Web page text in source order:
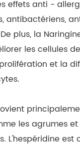
effets anti -
antibactériens,
plus, la
les cellules
et la
les agrumes et
L'hespéridine est